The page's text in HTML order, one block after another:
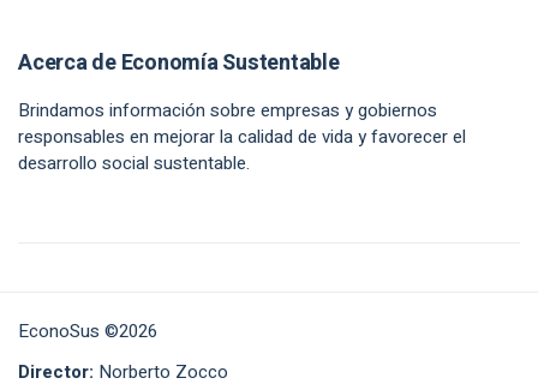
Acerca de Economía Sustentable
Brindamos información sobre empresas y gobiernos
responsables en mejorar la calidad de vida y favorecer el
desarrollo social sustentable.
EconoSus ©2026
Director: Norberto Zocco